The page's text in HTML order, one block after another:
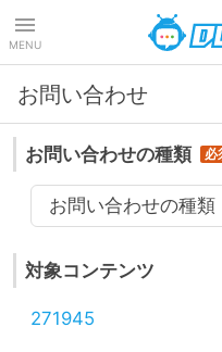
MENU
お問い合わせ
お問い合わせの種類
お問い合わせの種類
対象コンテンツ
271945